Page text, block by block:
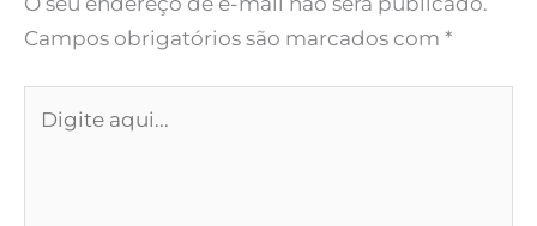
Campos obrigatórios são marcados com *
aqui...